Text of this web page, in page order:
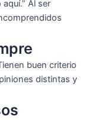
Al ser
buen criterio
distintas y